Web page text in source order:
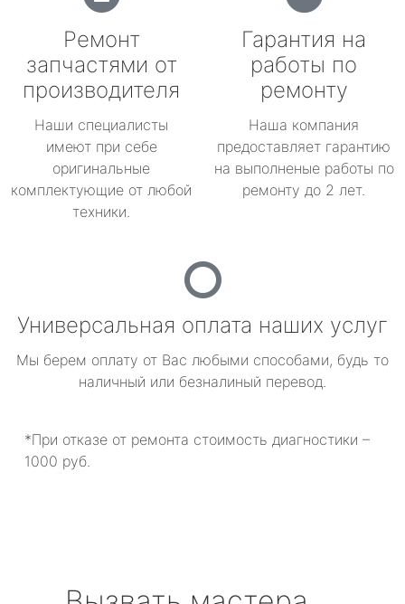
Ремонт
запчастями от
производителя
Наши специалисты
имеют при себе
оригинальные
комплектующие от любой
техники.
Гарантия на
работы по
ремонту
Наша компания
предоставляет гарантию
на выполненые работы по
ремонту до 2 лет.
Универсальная оплата наших услуг
Мы берем оплату от Вас любыми способами, будь то
наличный или безналиный перевод.
*При отказе от ремонта стоимость диагностики –
1000 руб.